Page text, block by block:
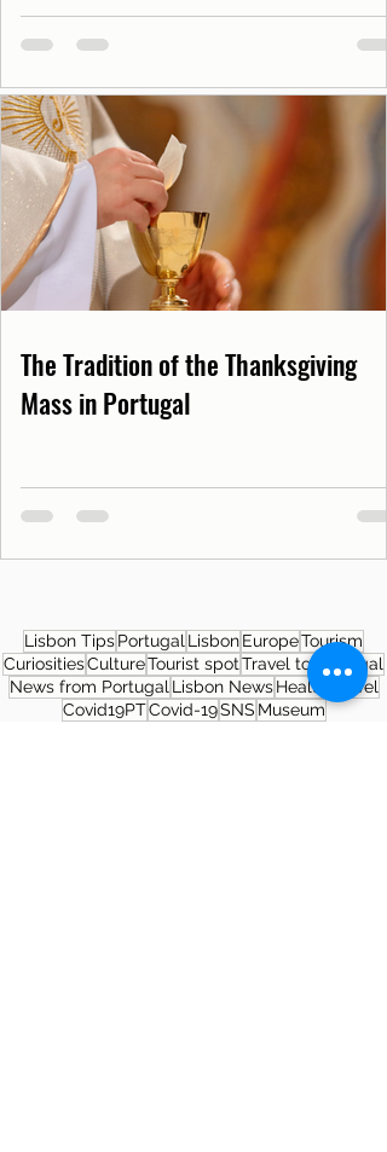
The Tradition of the Thanksgiving
Mass in Portugal
Lisbon TipsPortugal LisbonEuropeTourism
CuriositiesCultureTourist spotTravel to Portugal
News from Portugal Lisbon News Health
Travel
Covid19PTCovid-19SNS Museum